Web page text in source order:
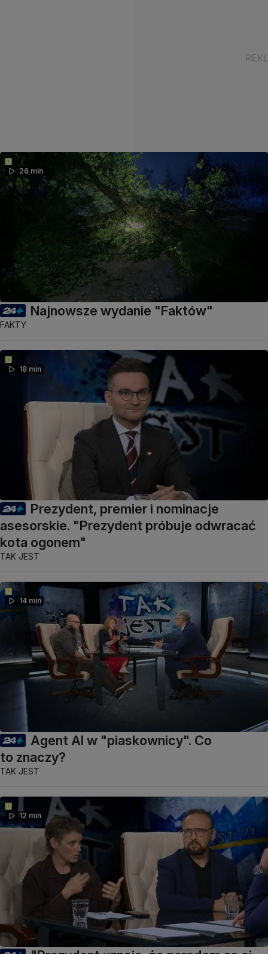
26 min
Najnowsze wydanie "Faktów"
FAKTY
18 min
Prezydent, premier i nominacje
asesorskie. "Prezydent próbuje odwracać
kota ogonem"
TAK JEST
14 min
Agent AI w "piaskownicy". Co
to znaczy?
TAK JEST
12 min